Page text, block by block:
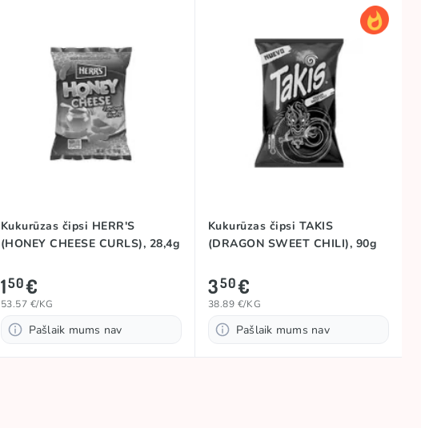
Kukurūzas čipsi HERR'S
(HONEY CHEESE CURLS), 28,4g
150€
53.57 €/KG
Pašlaik mums nav
Kukurūzas čipsi TAKIS
(DRAGON SWEET CHILI), 90g
350€
38.89 €/KG
Pašlaik mums nav